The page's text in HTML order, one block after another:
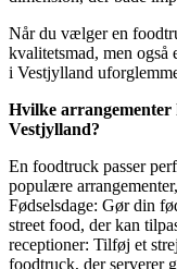
Når du vælger en
kvalitetsmad, men også
i Vestjylland
Hvilke
Vestjylland?
En foodtruck passer
populære
Fødselsdage: Gør din
street food, der kan
receptioner: Tilføj et
foodtruck, der serverer